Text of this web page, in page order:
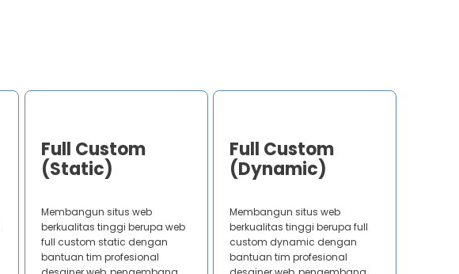
Full Custom
(Static)
Membangun situs web
berkualitas tinggi berupa web
full custom static dengan
bantuan tim profesional
Full Custom
(Dynamic)
Membangun situs web
berkualitas tinggi berupa full
custom dynamic dengan
bantuan tim profesional